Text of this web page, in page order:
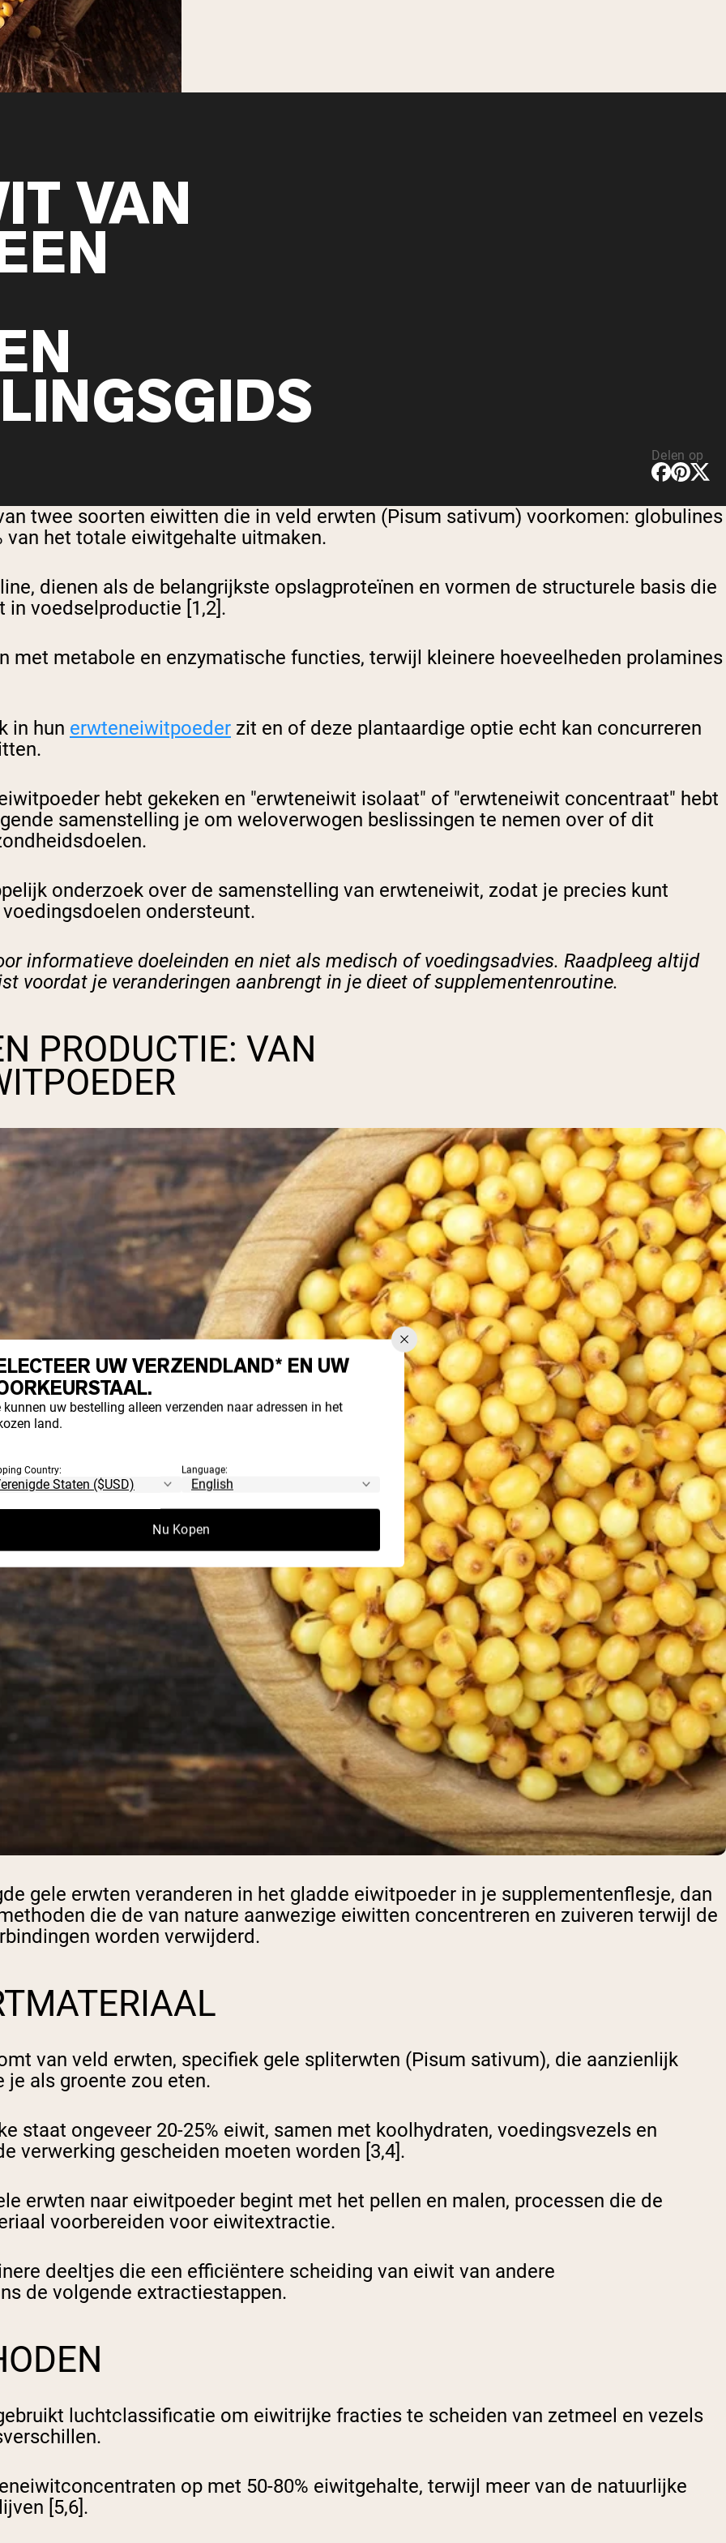
VAN
Delen op
twee soorten eiwitten die in veld erwten (Pisum sativum) voorkomen: globulines
van het totale eiwitgehalte uitmaken.
dienen als de belangrijkste opslagproteïnen en vormen de structurele basis die
in voedselproductie [1,2].
met metabole en enzymatische functies, terwijl kleinere hoeveelheden prolamines
in hun erwteneiwitpoeder zit en of deze plantaardige optie echt kan concurreren
hebt gekeken en "erwteneiwit isolaat" of "erwteneiwit concentraat" hebt
samenstelling je om weloverwogen beslissingen te nemen over of dit
onderzoek over de samenstelling van erwteneiwit, zodat je precies kunt
ondersteunt.
informatieve doeleinden en niet als medisch of voedingsadvies. Raadpleeg altijd
voordat je veranderingen aanbrengt in je dieet of supplementenroutine.
PRODUCTIE: VAN
gele erwten veranderen in het gladde eiwitpoeder in je supplementenflesje, dan
die de van nature aanwezige eiwitten concentreren en zuiveren terwijl de
worden verwijderd.
van veld erwten, specifiek gele spliterwten (Pisum sativum), die aanzienlijk
je als groente zou eten.
staat ongeveer 20-25% eiwit, samen met koolhydraten, voedingsvezels en
verwerking gescheiden moeten worden [3,4].
erwten naar eiwitpoeder begint met het pellen en malen, processen die de
voorbereiden voor eiwitextractie.
deeltjes die een efficiëntere scheiding van eiwit van andere
de volgende extractiestappen.
luchtclassificatie om eiwitrijke fracties te scheiden van zetmeel en vezels
op met 50-80% eiwitgehalte, terwijl meer van de natuurlijke
[5,6].
UW VERZENDLAND* EN UW
kunnen uw bestelling alleen verzenden naar adressen in het
land.
Country: Language:
Nu Kopen